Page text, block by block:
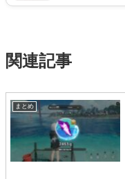
関連記事
まとめ